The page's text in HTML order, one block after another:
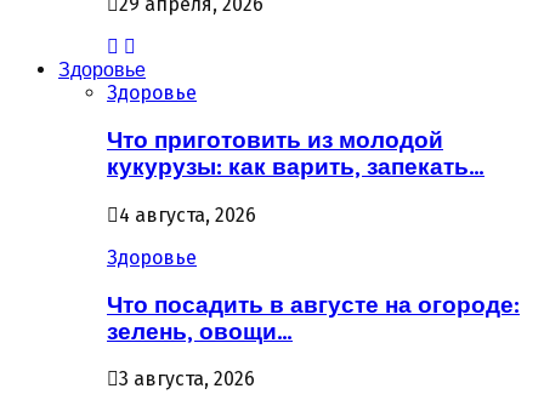
29 апреля, 2026
Здоровье
Здоровье
Что приготовить из молодой
кукурузы: как варить, запекать…
4 августа, 2026
Здоровье
Что посадить в августе на огороде:
зелень, овощи…
3 августа, 2026